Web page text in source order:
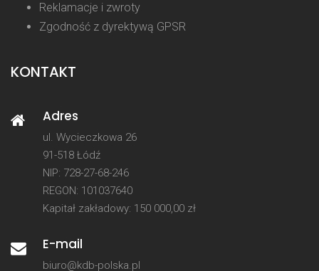
Reklamacje i zwroty
Zgodność z dyrektywą GPSR
KONTAKT
Adres
ul. Wycieczkowa 26
91-518 Łódź
NIP: 728-27-68-246
REGON: 101037640
Kapitał zakładowy: 150 000,00 zł
E-mail
biuro@kdb-polska.pl